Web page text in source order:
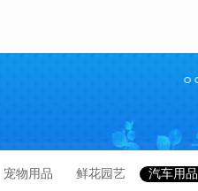
宠物用品 鲜花园艺 汽车用品